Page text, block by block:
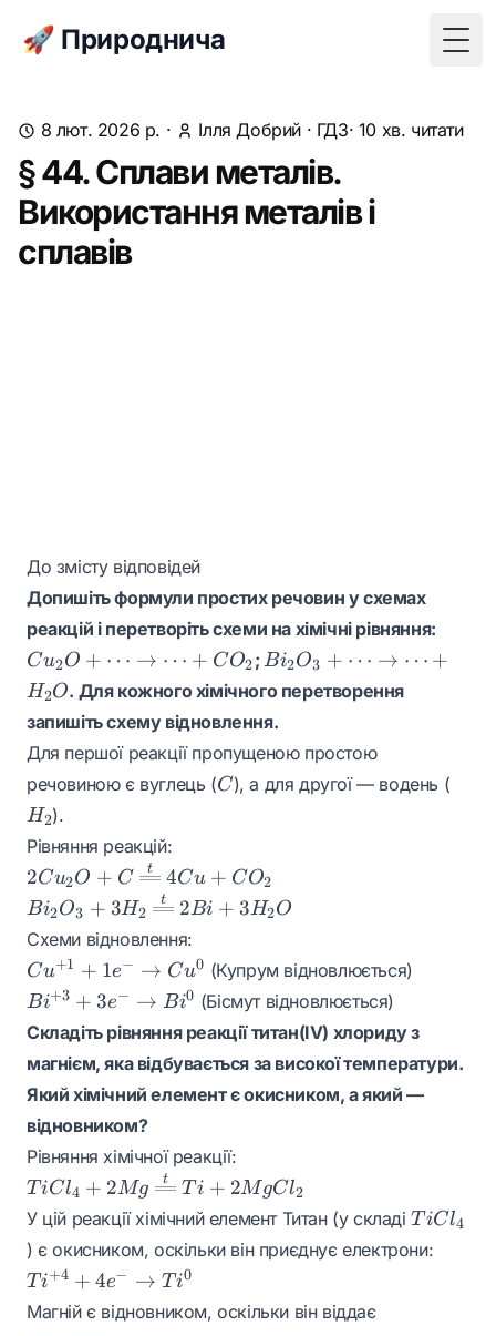
🚀 Природнича
8 лют. 2026 р. · Ілля Добрий · ГДЗ· 10 хв. читати
§ 44. Сплави металів.
Використання металів і
сплавів
До змісту відповідей
Допишіть формули простих речовин у схемах
реакцій і перетворіть схеми на хімічні рівняння:
\dots
Cu2O + ⋯ → ⋯ + CO2;Bi_2O_3 +
\dots
\rightarrow
\dots +
H_2O
Bi2O3 + ⋯ → ⋯ +
H2O. Для кожного хімічного перетворення
запишіть схему відновлення.
Для першої реакції пропущеною простою
речовиною є вуглець (C
C), а для другої — водень (
H2).
Рівняння реакцій:
2Cu_2O + C
\xlongequal{t}
4Cu + CO_2
2Cu2O + C t 4Cu + CO2
Bi_2O_3 +
3H_2
\xlongequal{t}
2Bi + 3H_2O
Bi2O3 + 3H2
t 2Bi + 3H2O
Схеми відновлення:
Cu^{+1}
+ 1e^-
\rightarrow
Cu^0
Cu+1 + 1e− → Cu0 (Купрум відновлюється)
Bi^{+3} +
3e^-
\rightarrow
Bi^0
Bi+3 + 3e− → Bi0 (Бісмут відновлюється)
Складіть рівняння реакції титан(IV) хлориду з
магнієм, яка відбувається за високої температури.
Який хімічний елемент є окисником, а який —
відновником?
Рівняння хімічної реакції:
TiCl_4 + 2Mg
\xlongequal{t}
Ti + 2MgCl_2
T iCl4 + 2Mg t Ti + 2MgCl2
У цій реакції хімічний елемент Титан (у складіTiCl_4
T iCl4
) є окисником, оскільки він приєднує електрони:
Ti^{+4} +
4e^-
\rightarrow
T i+4 + 4e− → T i0
Магній є відновником, оскільки він віддає